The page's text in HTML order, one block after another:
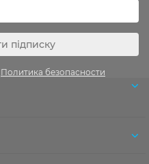
підписку
Политика безопасности